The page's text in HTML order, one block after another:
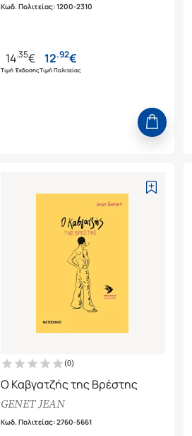
Κωδ. Πολιτείας:1200-2310
14.35€
Τιμή Έκδοσης
12.92€
Τιμή Πολιτείας
(0)
Ο Καβγατζής της Βρέστης
GENET JEAN
Κωδ. Πολιτείας:2760-5661